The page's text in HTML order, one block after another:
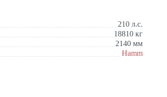
210 л.с.
18810 кг
2140 мм
Hamm